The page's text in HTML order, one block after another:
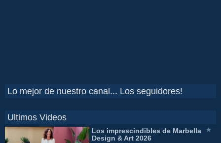
Lo mejor de nuestro canal... Los seguidores!
Ultimos Videos
Los imprescindibles de Marbella
Design & Art 2026